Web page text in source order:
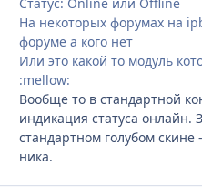
На некоторых форумах на
форуме а кого нет
Или это какой то модуль
:mellow:
Вообще то в стандартной
индикация статуса онлайн.
стандартном голубом скине
ника.